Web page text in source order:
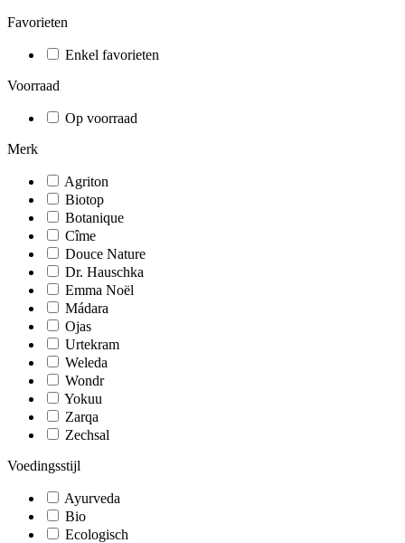
Favorieten
Enkel favorieten
Voorraad
Op voorraad
Merk
Agriton
Biotop
Botanique
Cîme
Douce Nature
Dr. Hauschka
Emma Noël
Mádara
Ojas
Urtekram
Weleda
Wondr
Yokuu
Zarqa
Zechsal
Voedingsstijl
Ayurveda
Bio
Ecologisch